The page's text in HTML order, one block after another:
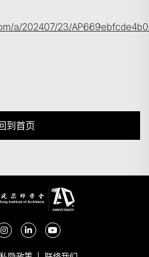
a/202407/23/
到首页